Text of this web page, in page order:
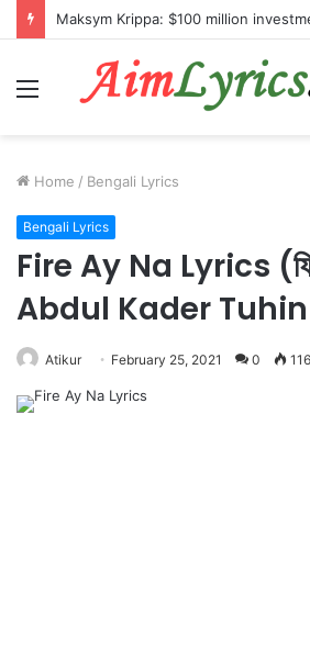
Menu
Home / Bengali Lyrics
Bengali Lyrics
Fire Ay Na Lyrics
Abdul Kader Tuhin
Atikur February 25, 2021 0 116